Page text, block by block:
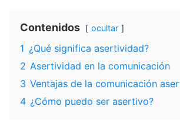
Contenidos ocultar
1 ¿Qué significa asertividad?
2 Asertividad en la comunicación
3 Ventajas de la comunicación
4 ¿Cómo puedo ser asertivo?